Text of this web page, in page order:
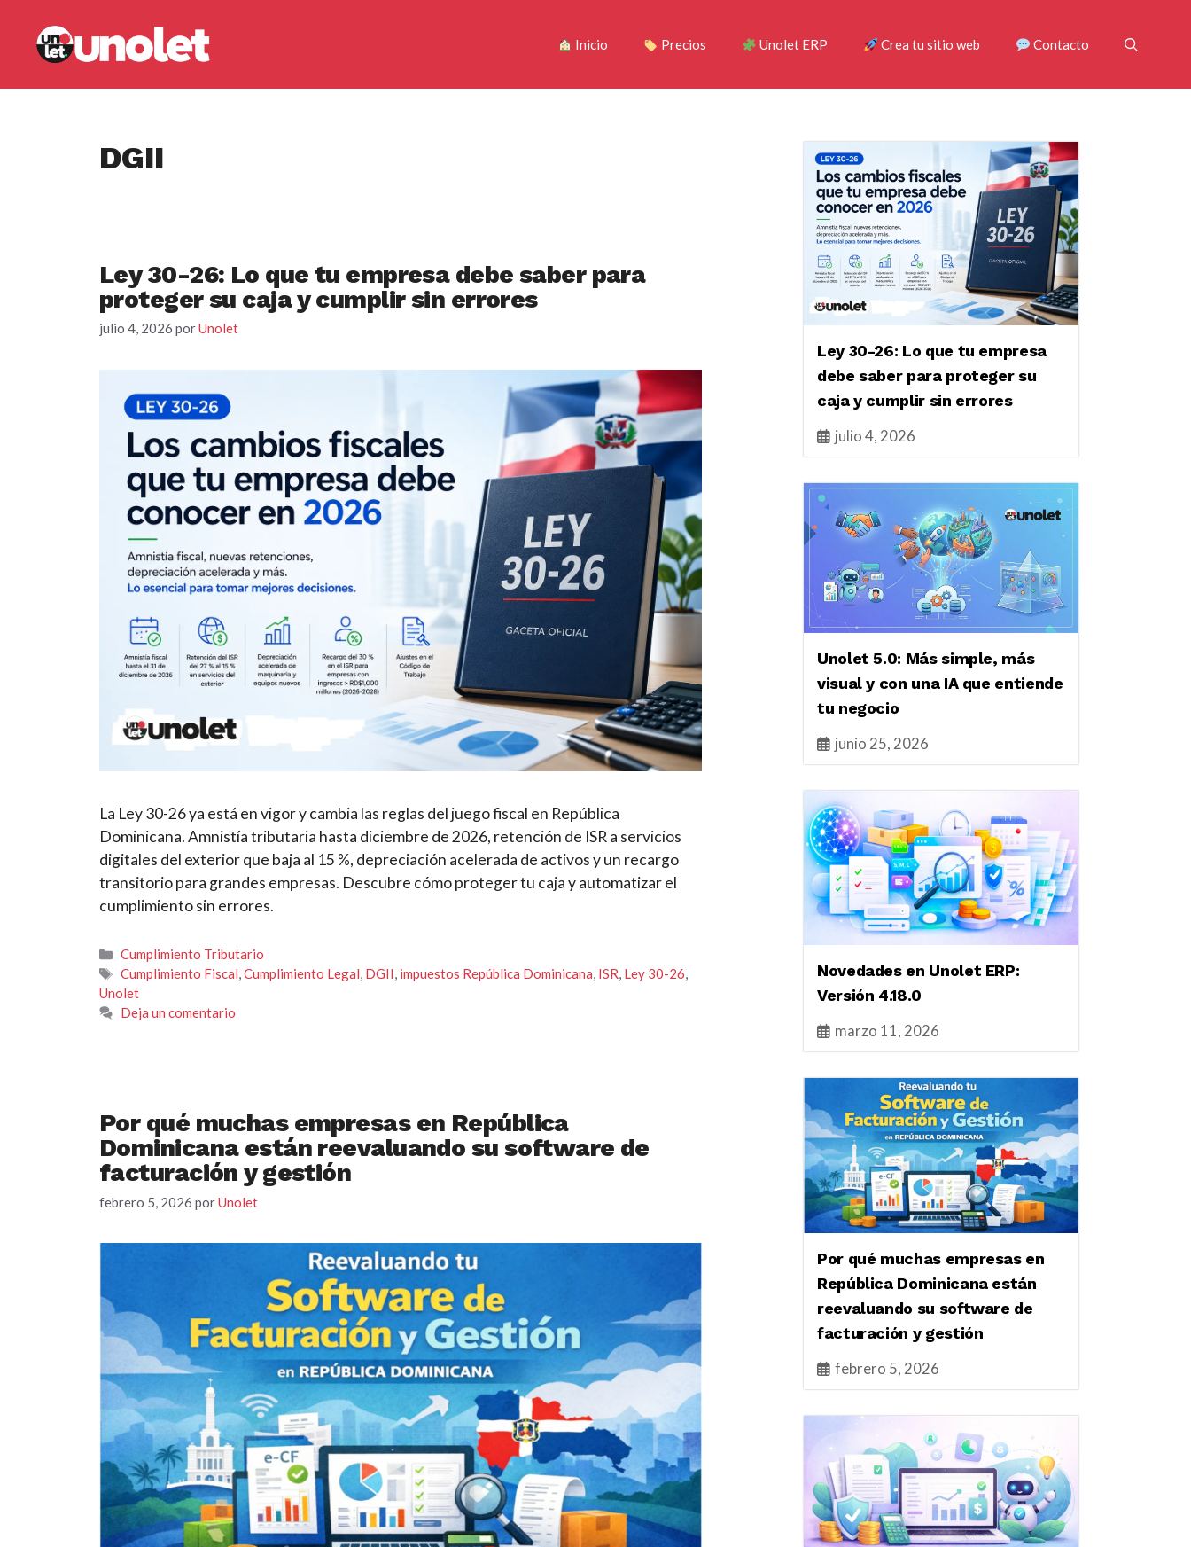
contenido
Inicio Precios Unolet ERP Crea tu sitio web Contacto
DGII
Ley 30-26: Lo que tu empresa debe saber para
proteger su caja y cumplir sin errores
julio 4, 2026 porUnolet
La Ley 30-26 ya está en vigor y cambia las reglas del juego fiscal en República
Dominicana. Amnistía tributaria hasta diciembre de 2026, retención de ISR a servicios
digitales del exterior que baja al 15 %, depreciación acelerada de activos y un recargo
transitorio para grandes empresas. Descubre cómo proteger tu caja y automatizar el
cumplimiento sin errores.
Categorías
Cumplimiento Tributario
Etiquetas
Cumplimiento Fiscal,Cumplimiento Legal, DGII, impuestos República Dominicana, ISR, Ley 30-26,
Unolet
Deja un comentario
Por qué muchas empresas en República
Dominicana están reevaluando su software de
facturación y gestión
febrero 5, 2026 porUnolet
Ley 30-26: Lo que tu empresa
debe saber para proteger su
caja y cumplir sin errores
julio 4, 2026
Unolet 5.0: Más simple, más
visual y con una IA que entiende
tu negocio
junio 25, 2026
Novedades en Unolet ERP:
Versión 4.18.0
marzo 11, 2026
Por qué muchas empresas en
República Dominicana están
reevaluando su software de
facturación y gestión
febrero 5, 2026